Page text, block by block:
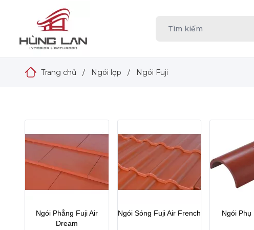
Trang chủ / Ngói lợp / Ngói Fuji
Ngói Phẳng Fuji Air
Dream
Ngói Sóng Fuji Air French Ngói Phụ